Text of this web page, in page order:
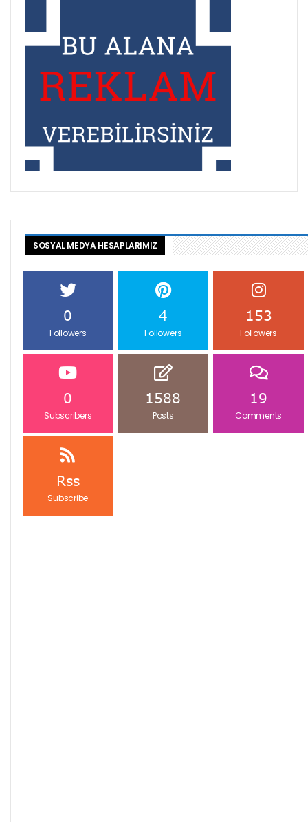
SOSYAL MEDYA HESAPLARIMIZ
0
Followers
4
Followers
153
Followers
0
Subscribers
1588
Posts
19
Comments
Rss
Subscribe